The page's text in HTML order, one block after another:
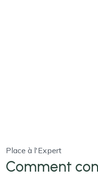
Place à l'Expert
Comment